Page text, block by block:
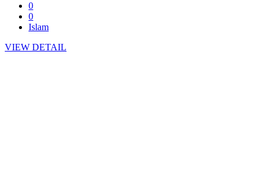
0
0
Islam
VIEW DETAIL